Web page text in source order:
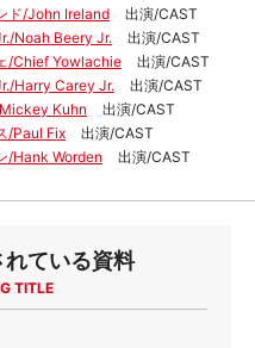
ド/John Ireland
出演/CAST
Noah Beery Jr.
出演/CAST
/Chief Yowlachie
出演/CAST
Harry Carey Jr.
出演/CAST
Kuhn
出演/CAST
/Paul Fix
出演/CAST
/Hank Worden
出演/CAST
ている資料
TITLE